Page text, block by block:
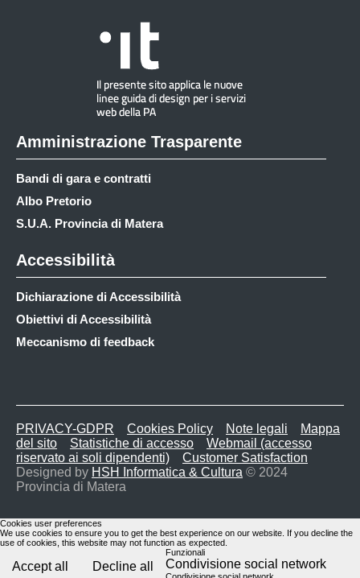
Amministrazione Trasparente
Bandi di gara e contratti
Albo Pretorio
S.U.A. Provincia di Matera
Accessibilità
Dichiarazione di Accessibilità
Obiettivi di Accessibilità
Meccanismo di feedback
PRIVACY-GDPR Cookies Policy Note legali
Mappa
del sito
Statistiche di accesso
Webmail (accesso
riservato ai soli dipendenti)
Customer Satisfaction
Designed by HSH Informatica & Cultura © 2024
Provincia di Matera
Cookies user preferences
We use cookies to ensure you to get the best experience on our website. If you decline the
use of cookies, this website may not function as expected.
Accept all Decline all
Funzionali
Condivisione social network